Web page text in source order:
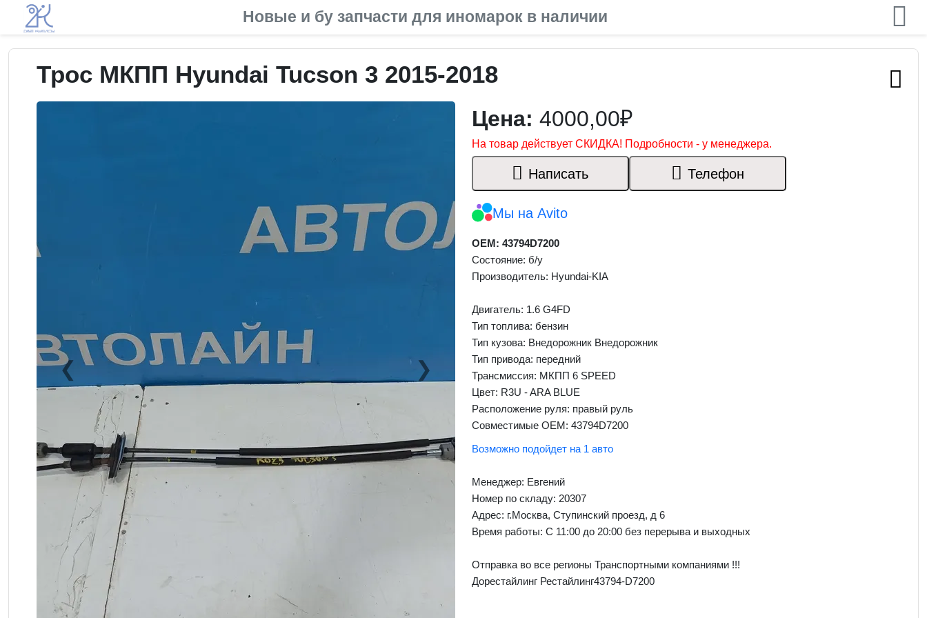
Новые и бу запчасти для иномарок в наличии
Трос МКПП Hyundai Tucson 3 2015-2018
❮Previous ❯
Next
Цена: 4000,00₽
На товар действует СКИДКА! Подробности - у менеджера.
Написать Телефон
Мы на Avito
OEM: 43794D7200
Состояние: б/у
Производитель: Hyundai-KIA
Двигатель: 1.6 G4FD
Тип топлива: бензин
Тип кузова: Внедорожник Внедорожник
Тип привода: передний
Трансмиссия: МКПП 6 SPEED
Цвет: R3U - ARA BLUE
Расположение руля: правый руль
Совместимые OEM: 43794D7200
Возможно подойдет на 1 авто
Менеджер: Евгений
Номер по складу: 20307
Адрес: г.Москва, Ступинский проезд, д 6
Время работы: С 11:00 до 20:00 без перерыва и выходных
Отправка во все регионы Транспортными компаниями !!!
Дорестайлинг Рестайлинг43794-D7200